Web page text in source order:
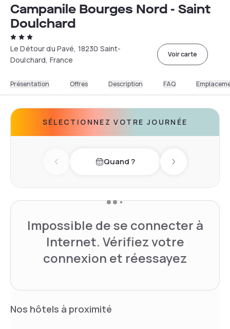
Campanile Bourges Nord - Saint
Doulchard
Le Détour du Pavé, 18230 Saint-
Doulchard, France
Voir carte
Présentation Offres Description FAQ
SÉLECTIONNEZ VOTRE JOURNÉE
Previous dayQuand ? Next day
Impossible de se connecter à
Internet. Vérifiez votre
connexion et réessayez
Nos hôtels à proximité